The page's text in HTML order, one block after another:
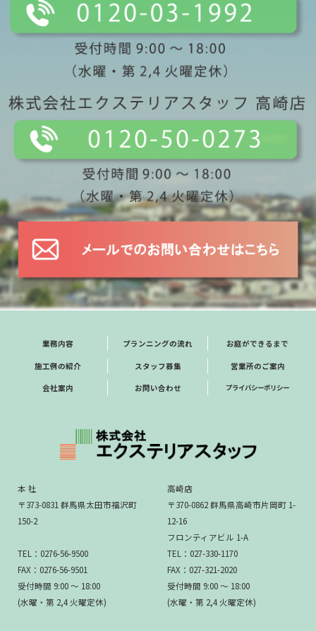
業務内容 プランニングの流れ お庭ができるまで
施工例の紹介 スタッフ募集 営業所のご案内
会社案内 お問い合わせ プライバシーポリシー
本 社
〒373-0831 群馬県太田市福沢町
150-2
TEL：0276-56-9500
FAX：0276-56-9501
受付時間 9:00 ～ 18:00
(水曜・第 2,4 火曜定休)
高崎店
〒370-0862 群馬県高崎市片岡町 1-
12-16
フロンティアビル 1-A
TEL：027-330-1170
FAX：027-321-2020
受付時間 9:00 ～ 18:00
(水曜・第 2,4 火曜定休)